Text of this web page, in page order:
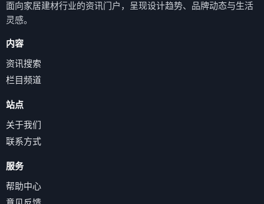
面向家居建材行业的资讯门户，呈现设计趋势、品牌动态与生活
灵感。
内容
资讯搜索
栏目频道
站点
关于我们
联系方式
服务
帮助中心